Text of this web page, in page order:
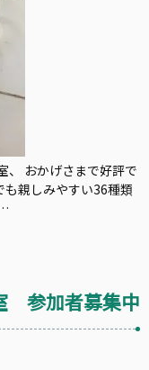
、 おかげさまで好評で
親しみやすい36種類
参加者募集中